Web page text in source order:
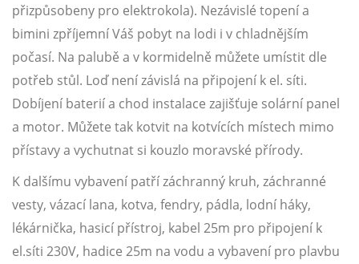
přizpůsobeny pro elektrokola). Nezávislé topení a
bimini zpříjemní Váš pobyt na lodi i v chladnějším
počasí. Na palubě a v kormidelně můžete umístit dle
potřeb stůl. Loď není závislá na připojení k el. síti.
Dobíjení baterií a chod instalace zajišťuje solární panel
a motor. Můžete tak kotvit na kotvících místech mimo
přístavy a vychutnat si kouzlo moravské přírody.
K dalšímu vybavení patří záchranný kruh, záchranné
vesty, vázací lana, kotva, fendry, pádla, lodní háky,
lékárnička, hasicí přístroj, kabel 25m pro připojení k
el.síti 230V, hadice 25m na vodu a vybavení pro plavbu